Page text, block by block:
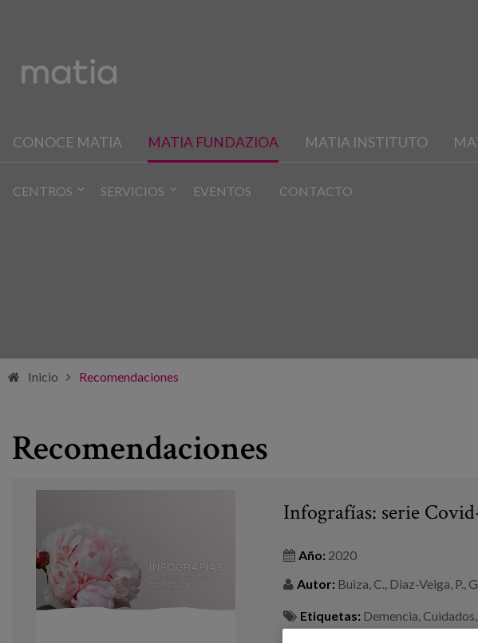
CONOCE MATIA MATIA FUNDAZIOA MATIA INSTITUTO
CENTROS SERVICIOS EVENTOS CONTACTO
Inicio Recomendaciones
Recomendaciones
Infografías: serie
Año: 2020
Autor: Buiza, C., Diaz-Veiga, P.,
Etiquetas: Demencia, Cuidados,
Agitación